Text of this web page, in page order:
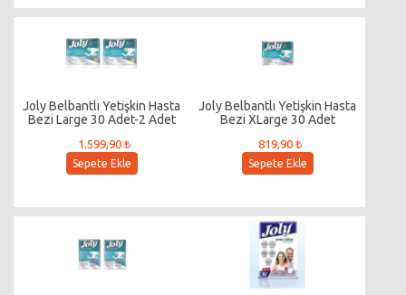
Joly Belbantlı Yetişkin Hasta
Bezi Large 30 Adet-2 Adet
1.599,90 ₺
Sepete Ekle
Joly Belbantlı Yetişkin Hasta
Bezi XLarge 30 Adet
819,90 ₺
Sepete Ekle